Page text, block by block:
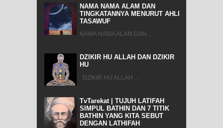
NAMA NAMA ALAM DAN
TINGKATANNYA MENURUT AHLI
TASAWUF
NAMA NAMA ALAM DAN ...
DZIKIR HU ALLAH DAN DZIKIR
HU
DZIKIR HU ALLAH ...
TvTarekat | TUJUH LATIFAH
SIMPUL BATHIN DAN 7 TITIK
BATHIN YANG KITA SEBUT
DENGAN LATHIFAH